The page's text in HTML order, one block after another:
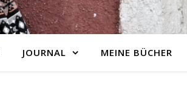
JOURNAL MEINE BÜCHER